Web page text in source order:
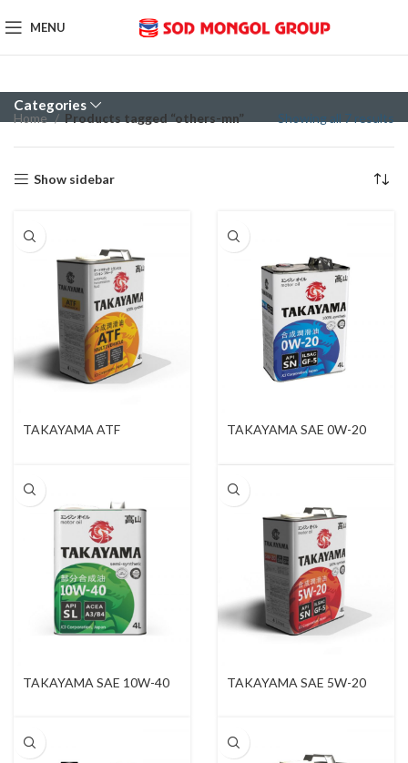
MENU
Categories
Home Products tagged “others-mn” Showing all 7 results
Show sidebar
TAKAYAMA ATF
TAKAYAMA SAE 0W-20
TAKAYAMA SAE 10W-40 TAKAYAMA SAE 5W-20